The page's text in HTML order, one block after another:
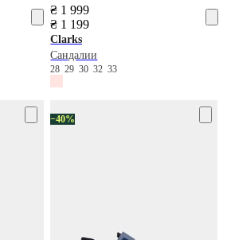
₴ 1 999
₴ 1 199
Clarks
Сандалии
2829303233
−40%